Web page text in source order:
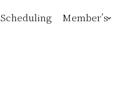
Scheduling Member’s